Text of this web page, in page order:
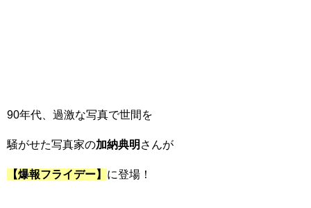
90年代、過激な写真で世間を
騒がせた写真家の加納典明 さんが
【爆報フライデー】 に登場！